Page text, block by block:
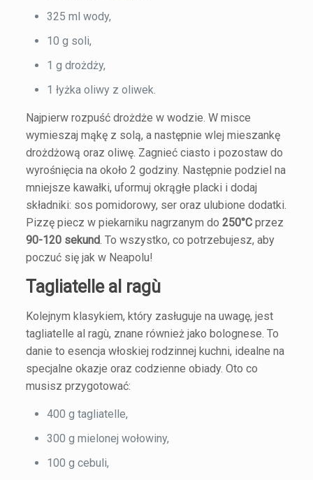
325 ml wody,
10 g soli,
1 g drożdży,
1 łyżka oliwy z oliwek.
Najpierw rozpuść drożdże w wodzie. W misce
wymieszaj mąkę z solą, a następnie wlej mieszankę
drożdżową oraz oliwę. Zagnieć ciasto i pozostaw do
wyrośnięcia na około 2 godziny. Następnie podziel na
mniejsze kawałki, uformuj okrągłe placki i dodaj
składniki: sos pomidorowy, ser oraz ulubione dodatki.
Pizzę piecz w piekarniku nagrzanym do 250°Cprzez
90-120 sekund. To wszystko, co potrzebujesz, aby
poczuć się jak w Neapolu!
Tagliatelle al ragù
Kolejnym klasykiem, który zasługuje na uwagę, jest
tagliatelle al ragù, znane również jako bolognese. To
danie to esencja włoskiej rodzinnej kuchni, idealne na
specjalne okazje oraz codzienne obiady. Oto co
musisz przygotować:
400 g tagliatelle,
300 g mielonej wołowiny,
100 g cebuli,